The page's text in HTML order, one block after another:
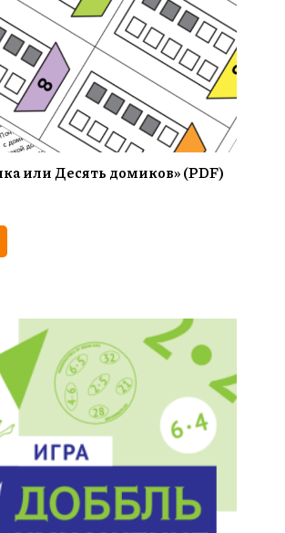
или Десять домиков» (PDF)